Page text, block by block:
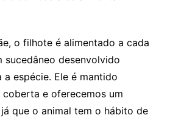
o filhote é alimentado a cada
sucedâneo desenvolvido
a espécie. Ele é mantido
e oferecemos um
que o animal tem o hábito de